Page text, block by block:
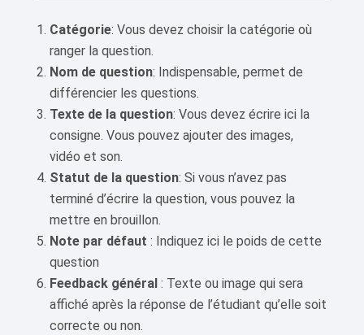
Catégorie: Vous devez choisir la catégorie où
ranger la question.
Nom de question: Indispensable, permet de
différencier les questions.
Texte de la question: Vous devez écrire ici la
consigne. Vous pouvez ajouter des images,
vidéo et son.
Statut de la question: Si vous n’avez pas
terminé d’écrire la question, vous pouvez la
mettre en brouillon.
Note par défaut : Indiquez ici le poids de cette
question
Feedback général : Texte ou image qui sera
affiché après la réponse de l’étudiant qu’elle soit
correcte ou non.